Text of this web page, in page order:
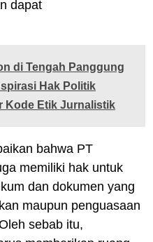
dapat
di Tengah Panggung
Hak Politik
Kode Etik Jurnalistik
bahwa PT
memiliki hak untuk
dan dokumen yang
maupun penguasaan
sebab itu,